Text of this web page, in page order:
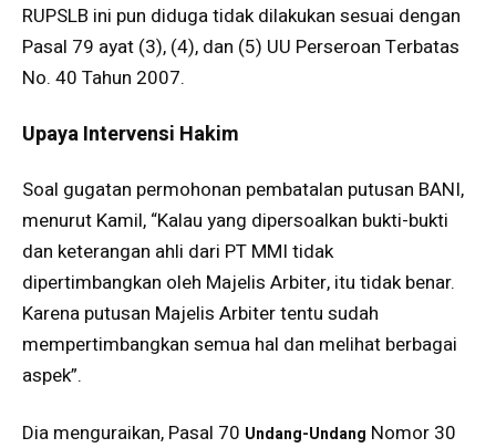
RUPSLB ini pun diduga tidak dilakukan sesuai dengan
Pasal 79 ayat (3), (4), dan (5) UU Perseroan Terbatas
No. 40 Tahun 2007.
Upaya Intervensi Hakim
Soal gugatan permohonan pembatalan putusan BANI,
menurut Kamil, “Kalau yang dipersoalkan bukti-bukti
dan keterangan ahli dari PT MMI tidak
dipertimbangkan oleh Majelis Arbiter, itu tidak benar.
Karena putusan Majelis Arbiter tentu sudah
mempertimbangkan semua hal dan melihat berbagai
aspek”.
Dia menguraikan, Pasal 70 Undang-Undang Nomor 30